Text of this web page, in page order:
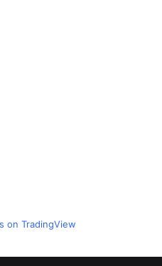
on TradingView